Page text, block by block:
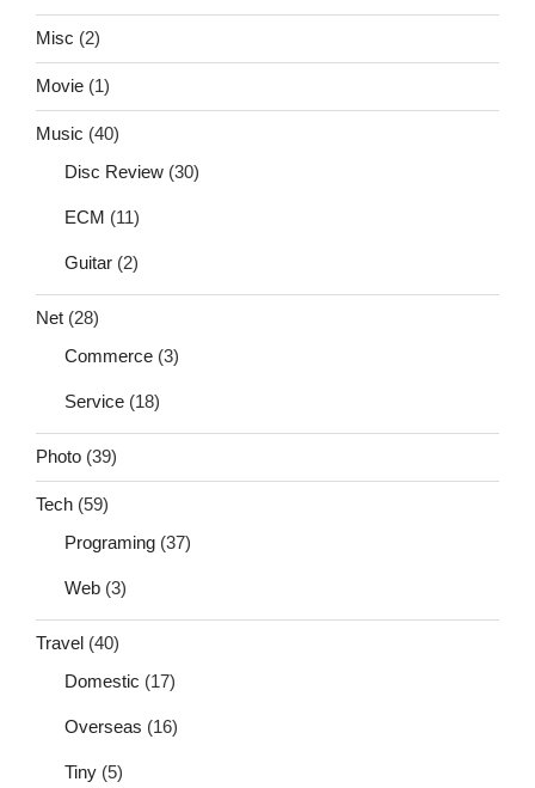
Misc (2)
Movie (1)
Music (40)
Disc Review (30)
ECM (11)
Guitar (2)
Net (28)
Commerce (3)
Service (18)
Photo (39)
Tech (59)
Programing (37)
Web (3)
Travel (40)
Domestic (17)
Overseas (16)
Tiny (5)